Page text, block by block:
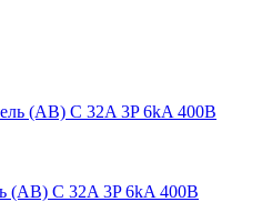
(АВ) C 32A 3P 6kA 400В